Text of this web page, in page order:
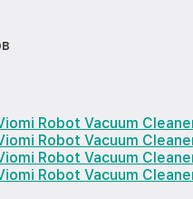
Robot Vacuum
Robot Vacuum
Robot Vacuum
Robot Vacuum